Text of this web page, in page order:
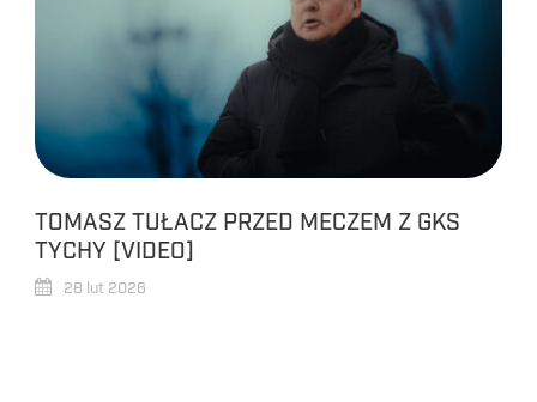
TOMASZ TUŁACZ PRZED MECZEM Z GKS
TYCHY [VIDEO]
28 lut 2026